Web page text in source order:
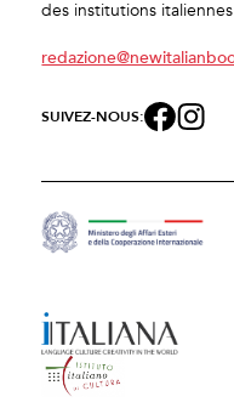
des institutions
SUIVEZ-NOUS: